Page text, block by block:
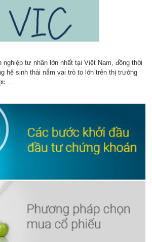
nghiệp tư nhân lớn nhất tại Việt Nam, đồng thời
hệ sinh thái nắm vai trò to lớn trên thị trường
...